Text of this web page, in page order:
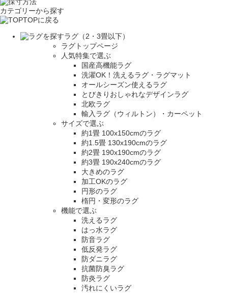
カテゴリーから探す
TOPに戻る
ラグ（2・3畳以下）
ラグトップページ
人気特集で選ぶ
国産高機能ラグ
洗濯OK！洗えるラグ・ラグマット
オールシーズン使えるラグ
とびきりおしゃれなデザインラグ
北欧ラグ
輸入ラグ（ウィルトン）・カーペット
サイズで選ぶ
約1畳 100x150cmのラグ
約1.5畳 130x190cmのラグ
約2畳 190x190cmのラグ
約3畳 190x240cmのラグ
大きめのラグ
加工OKのラグ
円形のラグ
楕円・変形のラグ
機能で選ぶ
洗えるラグ
はっ水ラグ
防音ラグ
低反発ラグ
防ダニラグ
抗菌防臭ラグ
防炎ラグ
汚れにくいラグ